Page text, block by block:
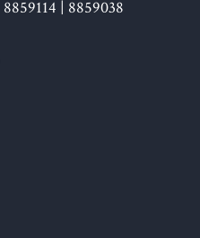
| 8859038